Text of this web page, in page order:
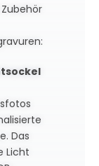
Das
Licht